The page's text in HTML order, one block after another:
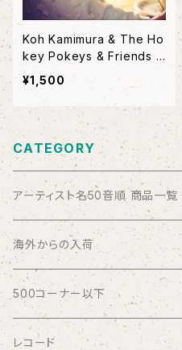
Koh Kamimura & The Ho
key Pokeys & Friends /
愛と恋のうた
¥1,500
CATEGORY
アーティスト名50音順 商品一覧
ABSOLUTE LOSERS
AFRICA
AGU
海外からの入荷
500コーナー以下
レコード